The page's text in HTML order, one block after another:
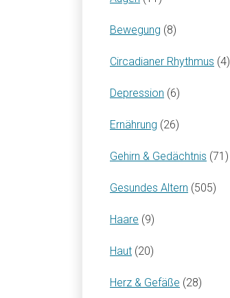
Bewegung (8)
Circadianer Rhythmus (4)
Depression (6)
Ernährung (26)
Gehirn & Gedächtnis (71)
Gesundes Altern (505)
Haare (9)
Haut (20)
Herz & Gefäße (28)